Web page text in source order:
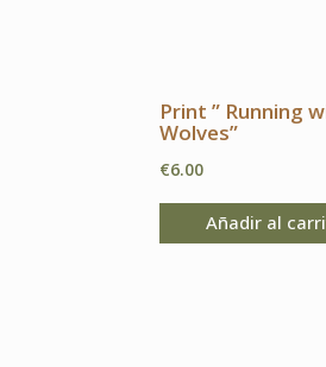
Print ” Running
Wolves”
€6.00
Añadir al